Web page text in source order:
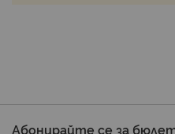
Абонирайте се за